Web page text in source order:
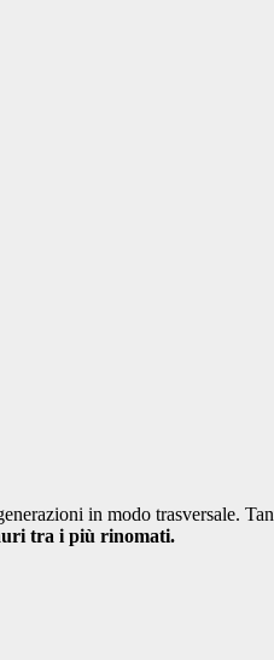
in modo trasversale.
tra i più rinomati.